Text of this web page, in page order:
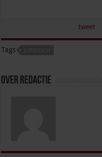
tweet
Tags
Over redactie